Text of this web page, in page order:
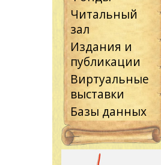
Читальный
зал
Издания и
публикации
Виртуальные
выставки
Базы данных